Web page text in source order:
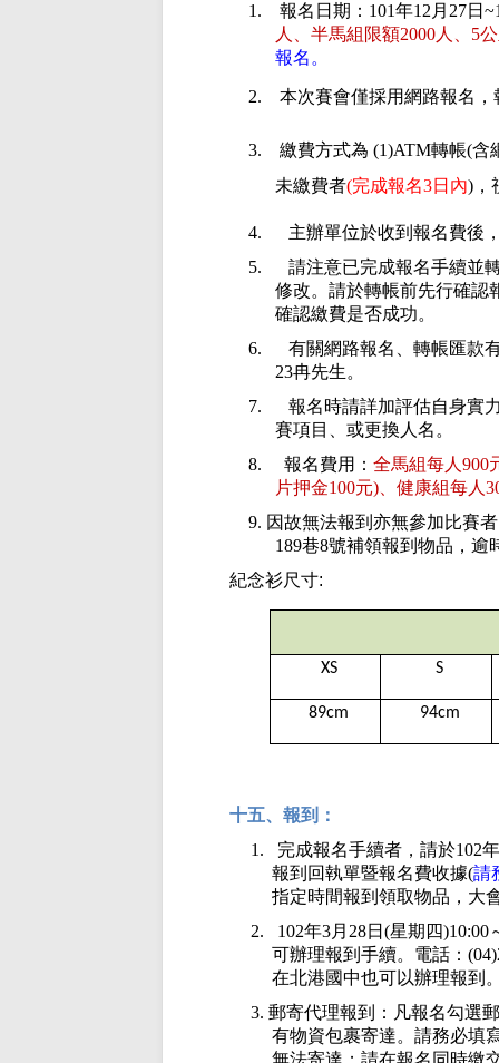
1.
報名日期： 101年12 月 27日
人、半馬組限額2000人、 5
報名。
2. 本次賽會僅採用網路報名，
3. 繳費方式為 (1)ATM轉帳(含
未繳費者(完成報名3日內)
4.
主辦單位於收到報名費後
5.
請注意已完成報名手續並
修改。請於轉帳前先行確認
確認繳費是否成功。
6.
有關網路報名、轉帳匯款
23冉先生。
7.
報名時請詳加評估自身實
賽項目、或更換人名。
8.
報名費用：全馬組每人900
片押金100元) 、健康組每人
9. 因故無法報到亦無參加比賽
189巷8號補領報到物品，逾
紀念衫尺寸:
XS S
89cm 94cm
十五、報到：
1.
完成報名手續者，請於102年
報到回執單暨報名費收據(請
指定時間報到領取物品，大
2.
102年3月 28日 (星期四)10:00
可辦理報到手續。電話：
在北港國中也可以辦理報到
3. 郵寄代理報到：凡報名勾選
有物資包裹寄達。請務必填
無法寄達；請在報名同時繳